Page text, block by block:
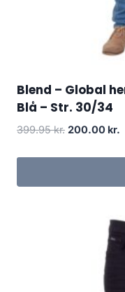
Blend – Global
Blå – Str. 30/34
399.95kr. Original
was:
200.00 kr.